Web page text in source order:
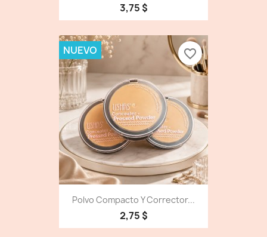
3,75 $
Polvo Compacto Y Corrector...
2,75 $
NUEVO favorite_border